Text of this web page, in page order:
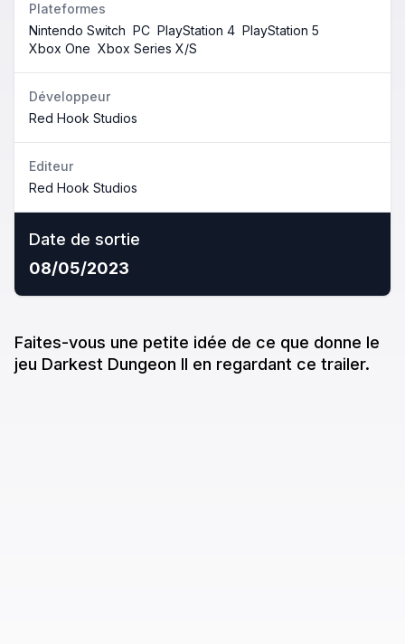
Plateformes
Nintendo Switch PC PlayStation 4 PlayStation 5
Xbox One Xbox Series X/S
Développeur
Red Hook Studios
Editeur
Red Hook Studios
Date de sortie
08/05/2023
Faites-vous une petite idée de ce que donne le
jeu Darkest Dungeon II en regardant ce trailer.